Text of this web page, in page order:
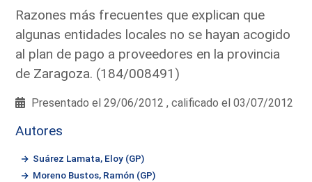
Razones más frecuentes que explican que
algunas entidades locales no se hayan acogido
al plan de pago a proveedores en la provincia
de Zaragoza. (184/008491)
Presentado el 29/06/2012 , calificado el 03/07/2012
Autores
Suárez Lamata, Eloy (GP)
Moreno Bustos, Ramón (GP)